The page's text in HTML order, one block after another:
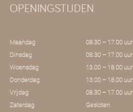
OPENINGSTIJDEN
Maandag
08.30 – 17.00 uur
Dinsdag
08.30 – 17.00 uur
Woensdag
13.00 – 18.00 uur
Donderdag
13.00 – 18.00 uur
Vrijdag
08.30 – 17.00 uur
Zaterdag
Gesloten